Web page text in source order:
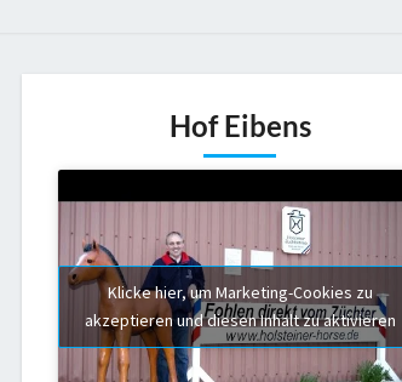
Hof Eibens
Klicke hier, um Marketing-Cookies zu
akzeptieren und diesen Inhalt zu aktivieren